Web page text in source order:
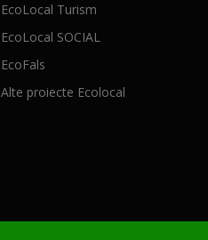
EcoLocal Turism
EcoLocal SOCIAL
EcoFals
Alte proiecte Ecolocal